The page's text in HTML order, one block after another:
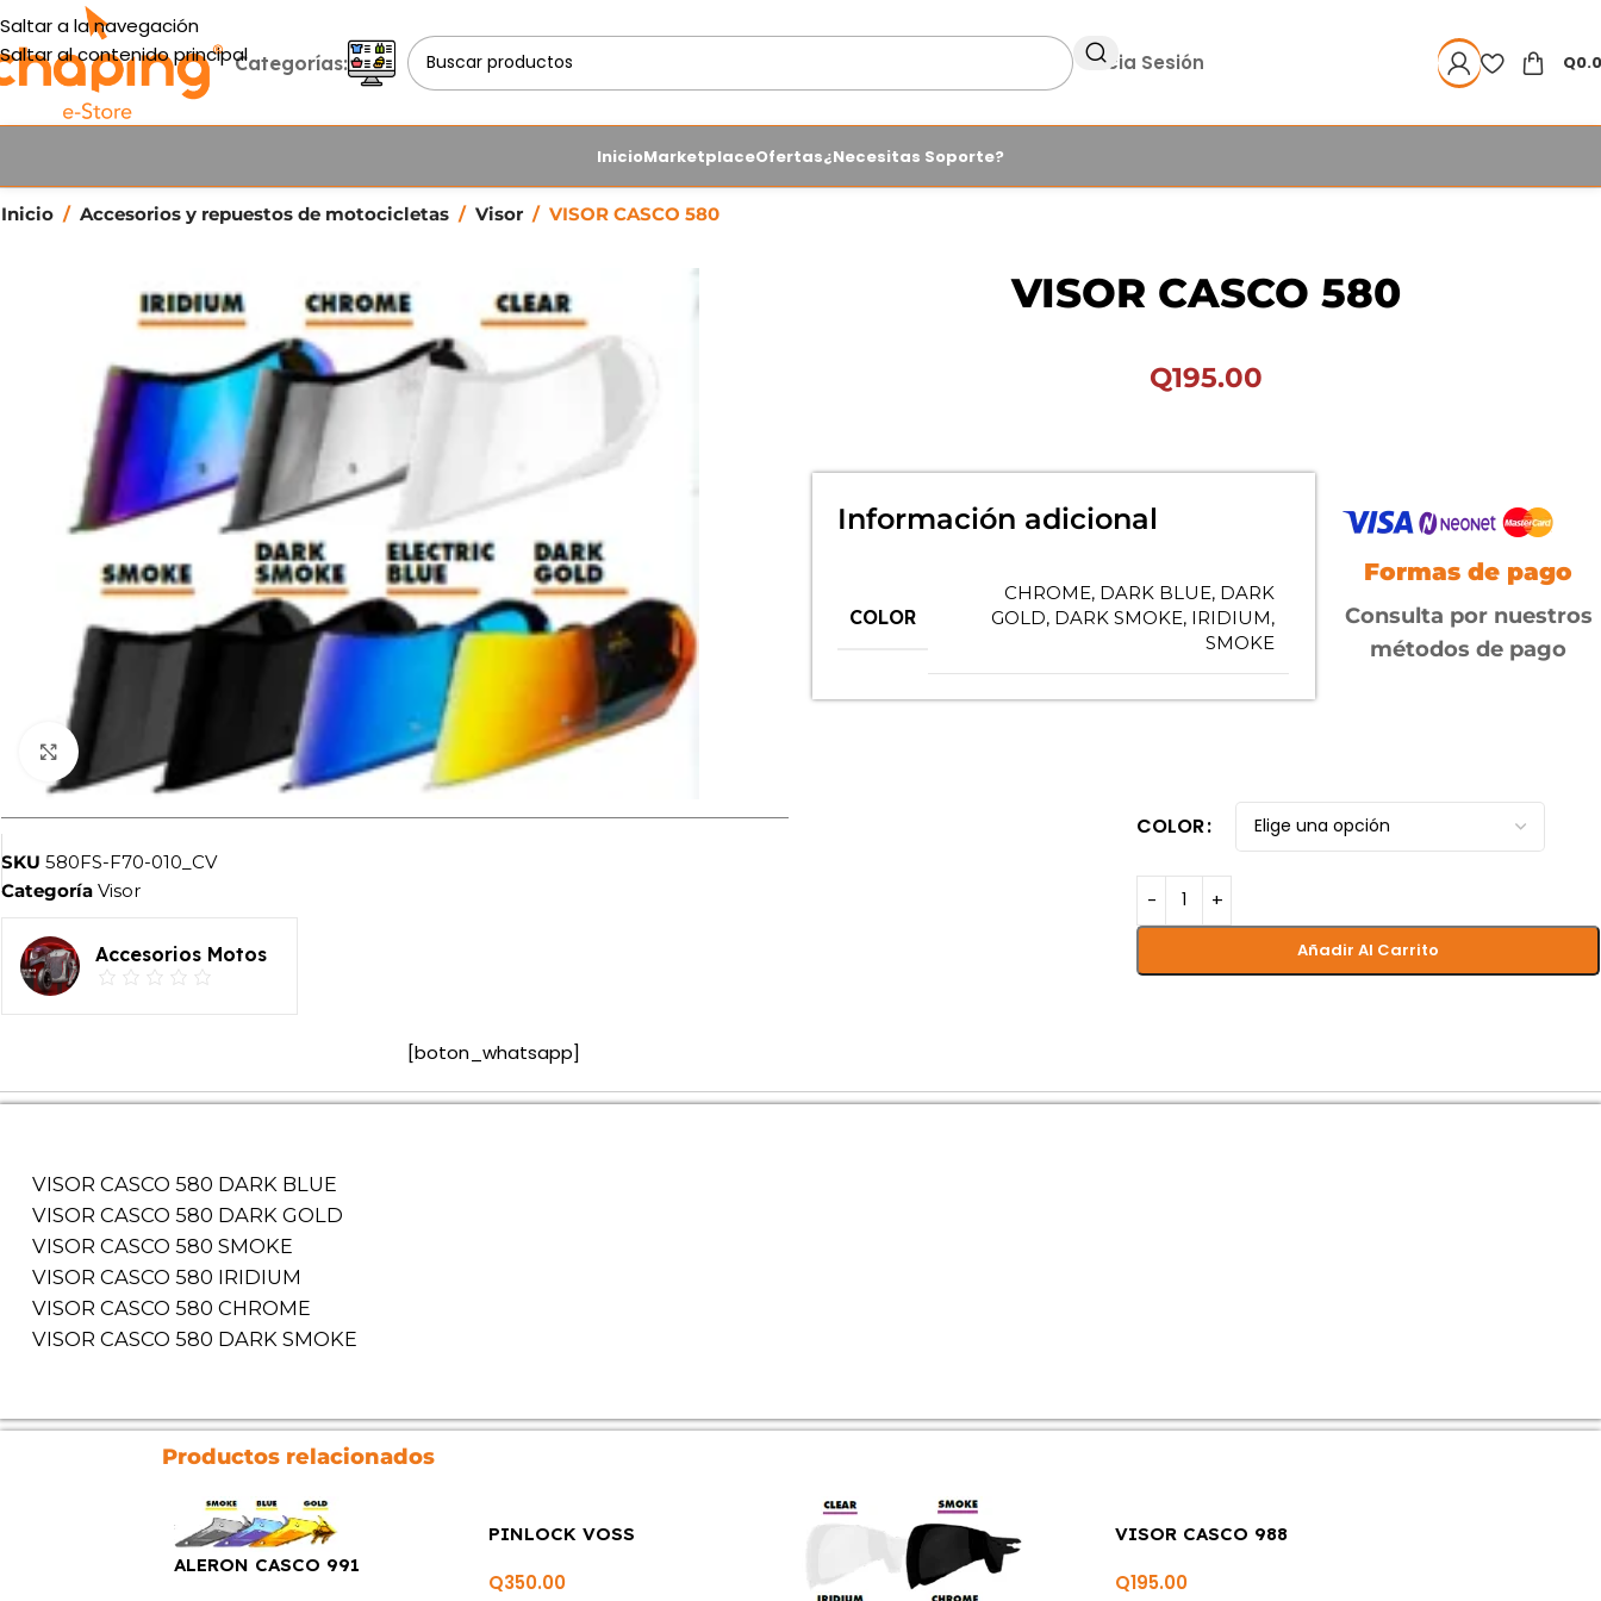
Saltar a la navegación
Saltar al contenido principalCategorías: Inicia Sesión Q
InicioMarketplaceOfertas¿Necesitas Soporte?
Inicio / Accesorios y repuestos de motocicletas / Visor / VISOR CASCO 580
Haga clic para ampliar
SKU 580FS-F70-010_CV
Categoría Visor
Accesorios Motos
[boton_whatsapp]
VISOR CASCO 580
Q195.00
Información adicional
COLOR
CHROME, DARK BLUE, DARK
GOLD, DARK SMOKE, IRIDIUM,
SMOKE
Formas de pago
Consulta por nuestros
métodos de pago
COLOR
Añadir Al Carrito
VISOR CASCO 580 DARK BLUE
VISOR CASCO 580 DARK GOLD
VISOR CASCO 580 SMOKE
VISOR CASCO 580 IRIDIUM
VISOR CASCO 580 CHROME
VISOR CASCO 580 DARK SMOKE
Productos relacionados
ALERON CASCO 991
PINLOCK VOSS
Q350.00
VISOR CASCO 988
Q195.00